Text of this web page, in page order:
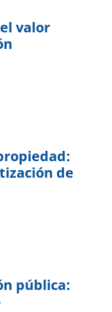
valor
de
pública: